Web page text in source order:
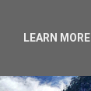
LEARN MORE